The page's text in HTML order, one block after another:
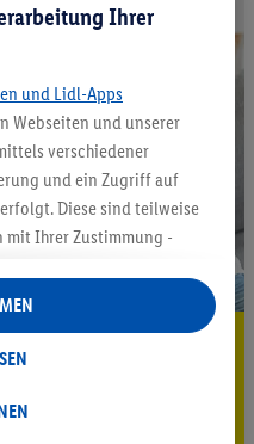
sparen³²ᵃ
Ihrer
und Lidl-Apps
Webseiten und unserer
verschiedener
und ein Zugriff auf
Diese sind teilweise
Ihrer Zustimmung -
mit dem IAB TCF
Werbung
Werbung werden